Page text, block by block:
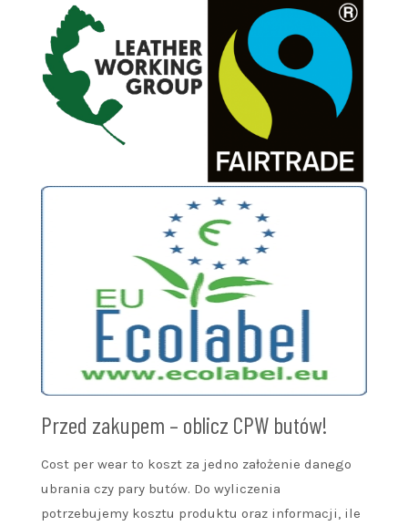
Przed zakupem – oblicz CPW butów!
Cost per wear to koszt za jedno założenie danego
ubrania czy pary butów. Do wyliczenia
potrzebujemy kosztu produktu oraz informacji, ile